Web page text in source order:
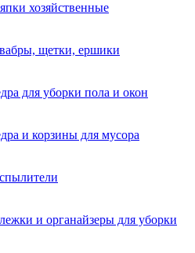
хозяйственные
щетки, ершики
для уборки пола и окон
и корзины для мусора
и органайзеры для уборки